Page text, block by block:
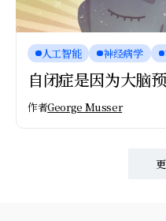
人工智能 神经病学
自闭症是因为大脑
作者George Musser